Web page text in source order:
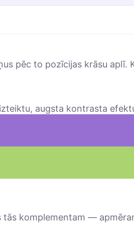
pēc to pozīcijas krāsu aplī.
augsta kontrasta
komplementam —